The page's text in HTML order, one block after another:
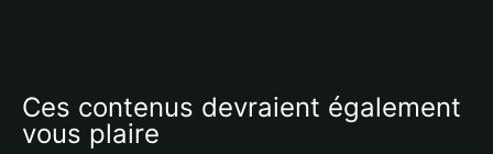
Ces contenus devraient également
vous plaire